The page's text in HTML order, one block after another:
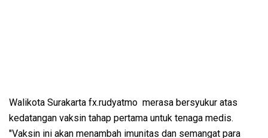
Walikota Surakarta fx.rudyatmo merasa bersyukur atas
kedatangan vaksin tahap pertama untuk tenaga medis.
"Vaksin ini akan menambah imunitas dan semangat para